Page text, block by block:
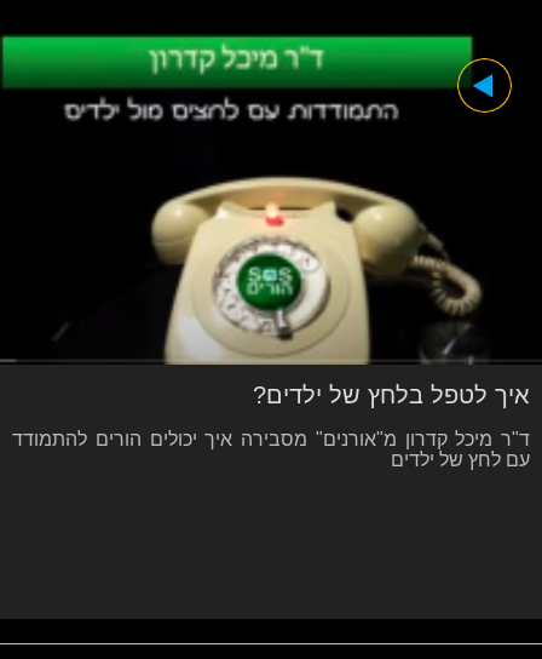
איך לטפל בלחץ של ילדים?
ד"ר מיכל קדרון מ"אורנים" מסבירה איך יכולים הורים להתמודד
עם לחץ של ילדים